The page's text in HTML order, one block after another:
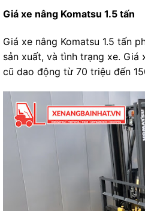
Giá xe nâng Komatsu 1.5 tấn
Giá xe nâng Komatsu 1.5 tấn
sản xuất, và tình trạng xe. Giá
cũ dao động từ 70 triệu đến